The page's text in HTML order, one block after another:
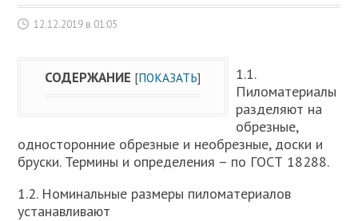
12.12.2019 в 01:05
СОДЕРЖАНИЕ [ПОКАЗАТЬ]
1.1.
Пиломатериалы
разделяют на
обрезные,
односторонние обрезные и необрезные, доски и
бруски. Термины и определения – по ГОСТ 18288.
1.2. Номинальные размеры пиломатериалов
устанавливают